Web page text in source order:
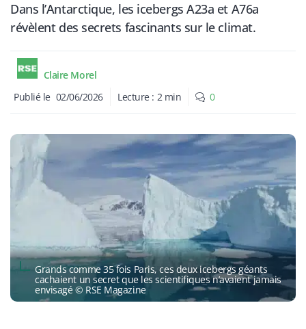
Dans l’Antarctique, les icebergs A23a et A76a
révèlent des secrets fascinants sur le climat.
Claire Morel
Publié le 02/06/2026 Lecture : 2 min 0
Grands comme 35 fois Paris, ces deux icebergs géants
cachaient un secret que les scientifiques n’avaient jamais
envisagé © RSE Magazine